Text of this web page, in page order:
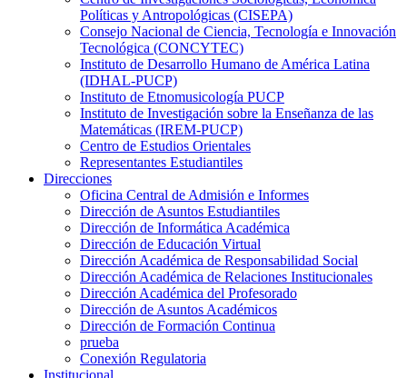
Políticas y Antropológicas (CISEPA)
Consejo Nacional de Ciencia, Tecnología e Innovación
Tecnológica (CONCYTEC)
Instituto de Desarrollo Humano de América Latina
(IDHAL-PUCP)
Instituto de Etnomusicología PUCP
Instituto de Investigación sobre la Enseñanza de las
Matemáticas (IREM-PUCP)
Centro de Estudios Orientales
Representantes Estudiantiles
Direcciones
Oficina Central de Admisión e Informes
Dirección de Asuntos Estudiantiles
Dirección de Informática Académica
Dirección de Educación Virtual
Dirección Académica de Responsabilidad Social
Dirección Académica de Relaciones Institucionales
Dirección Académica del Profesorado
Dirección de Asuntos Académicos
Dirección de Formación Continua
prueba
Conexión Regulatoria
Institucional